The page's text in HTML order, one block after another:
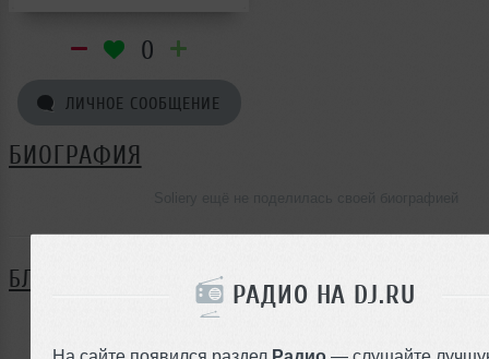
РАДИО НА DJ.RU
На сайте появился раздел Радио — слушайте
0
ЛИЧНОЕ СООБЩЕНИЕ
БИОГРАФИЯ
БЛОГ